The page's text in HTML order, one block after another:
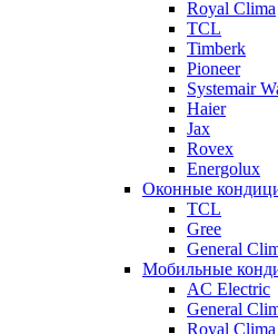
Royal Clima
TCL
Timberk
Pioneer
Systemair
Haier
Jax
Rovex
Energolux
Оконные
TCL
Gree
General
Мобильные
AC Electric
General
Royal Clima